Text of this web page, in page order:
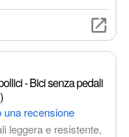
alla pioggia e al
una guida sicura e
resistenza al
- Bici senza pedali
recensione
leggera e resistente,